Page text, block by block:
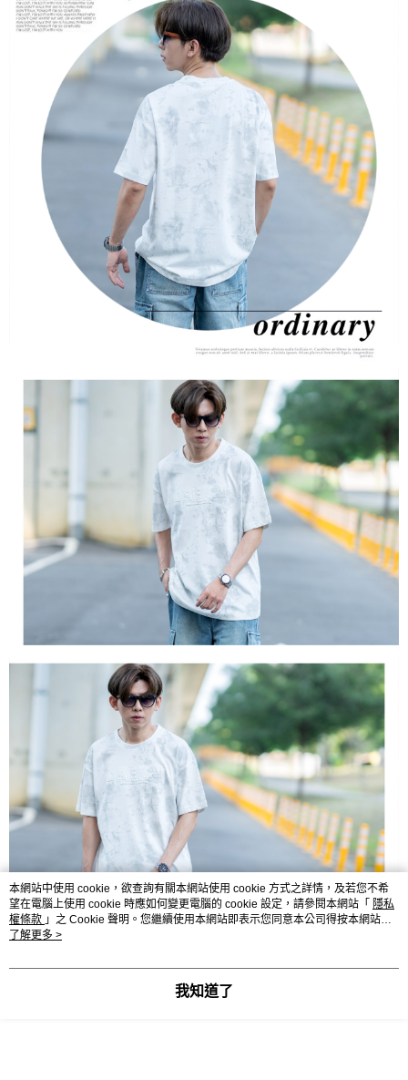
本網站中使用 cookie，欲查詢有關本網站使用 cookie 方式之詳情，及若您不希
望在電腦上使用 cookie 時應如何變更電腦的 cookie 設定，請參閱本網站「 隱私
權條款 」之 Cookie 聲明。您繼續使用本網站即表示您同意本公司得按本網站使
用條款之 Cookie 聲明使用 cookie。
了解更多 >
我知道了